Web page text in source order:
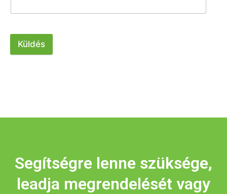
Küldés
Segítségre lenne szüksége,
leadja megrendelését vagy